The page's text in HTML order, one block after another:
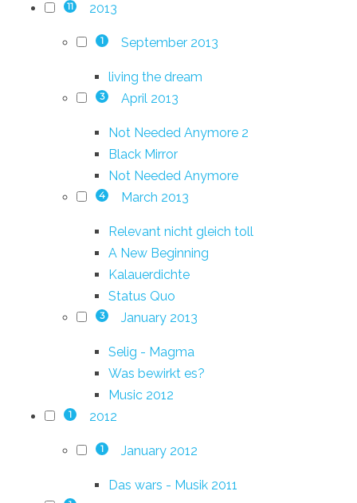
11 2013
1 September 2013
living the dream
3 April 2013
Not Needed Anymore 2
Black Mirror
Not Needed Anymore
4 March 2013
Relevant nicht gleich toll
A New Beginning
Kalauerdichte
Status Quo
3 January 2013
Selig - Magma
Was bewirkt es?
Music 2012
1 2012
1 January 2012
Das wars - Musik 2011